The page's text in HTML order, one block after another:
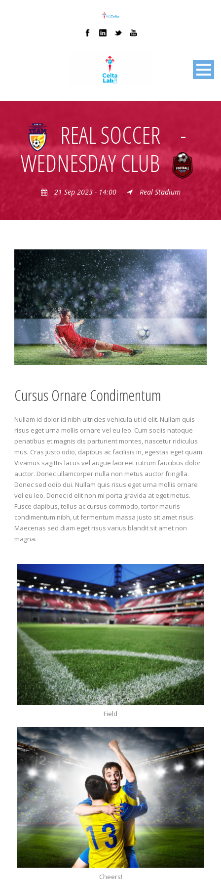
REAL SOCCER
-
WEDNESDAY CLUB
21 Sep 2023 - 14:00 Real Stadium
Cursus Ornare Condimentum
Nullam id dolor id nibh ultricies vehicula ut id elit. Nullam quis
risus eget urna mollis ornare vel eu leo. Cum sociis natoque
penatibus et magnis dis parturient montes, nascetur ridiculus
mus. Cras justo odio, dapibus ac facilisis in, egestas eget quam.
Vivamus sagittis lacus vel augue laoreet rutrum faucibus dolor
auctor. Donec ullamcorper nulla non metus auctor fringilla.
Donec sed odio dui. Nullam quis risus eget urna mollis ornare
vel eu leo. Donec id elit non mi porta gravida at eget metus.
Fusce dapibus, tellus ac cursus commodo, tortor mauris
condimentum nibh, ut fermentum massa justo sit amet risus.
Maecenas sed diam eget risus varius blandit sit amet non
magna.
Field
Cheers!